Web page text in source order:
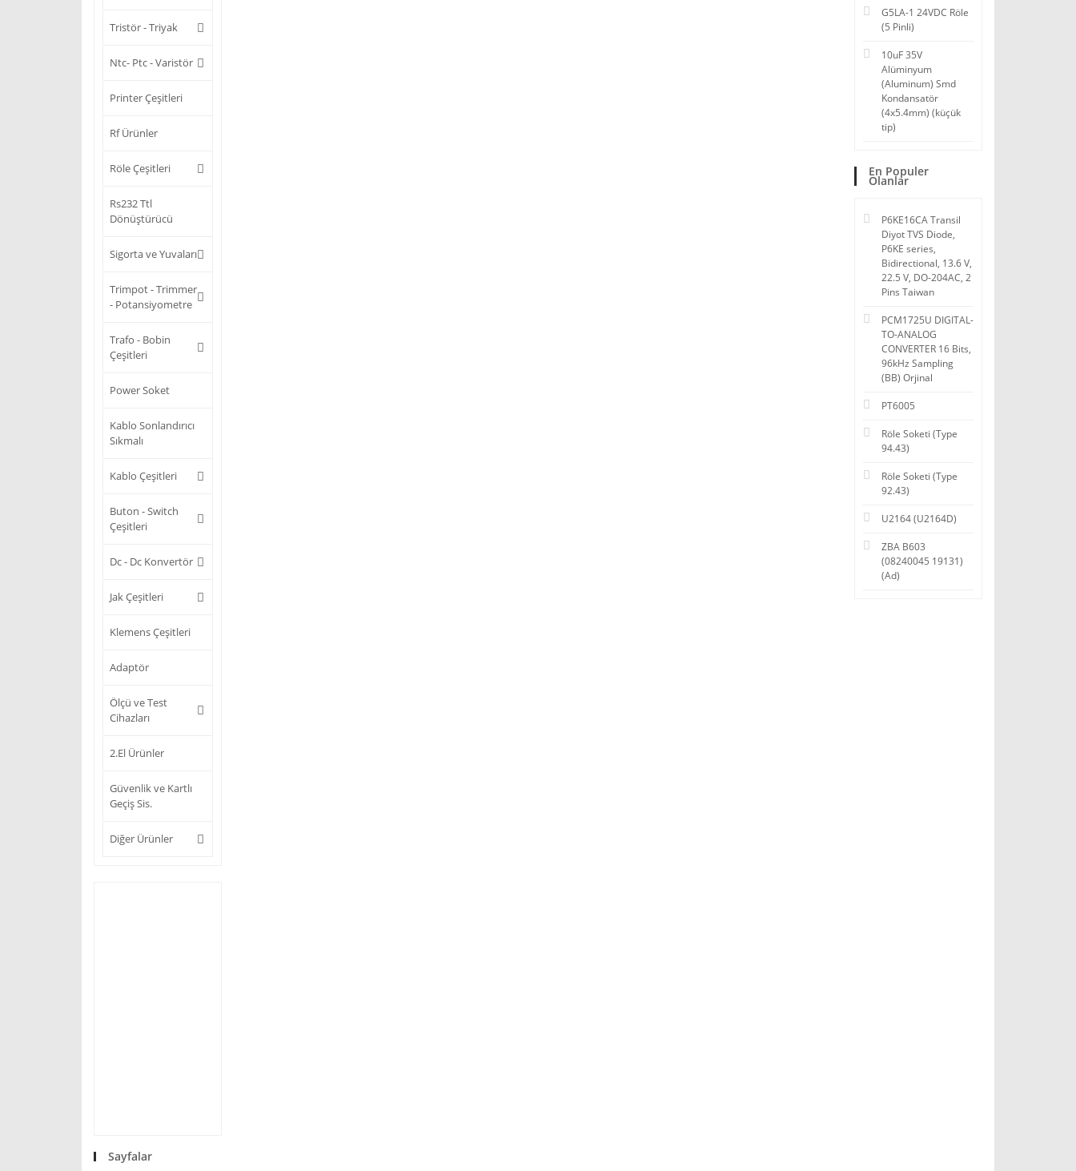
Tristör - Triyak
Ntc- Ptc - Varistör
Printer Çeşitleri
Rf Ürünler
Röle Çeşitleri
Rs232 Ttl
Dönüştürücü
Sigorta ve Yuvaları
Trimpot - Trimmer
- Potansiyometre
Trafo - Bobin
Çeşitleri
Power Soket
Kablo Sonlandırıcı
Sıkmalı
Kablo Çeşitleri
Buton - Switch
Çeşitleri
Dc - Dc Konvertör
Jak Çeşitleri
Klemens Çeşitleri
Adaptör
Ölçü ve Test
Cihazları
2.El Ürünler
Güvenlik ve Kartlı
Geçiş Sis.
Diğer Ürünler
Sayfalar
G5LA-1 24VDC Röle
(5 Pinli)
10uF 35V
Alüminyum
(Aluminum) Smd
Kondansatör
(4x5.4mm) (küçük
tip)
En Populer
Olanlar
P6KE16CA Transil
Diyot TVS Diode,
P6KE series,
Bidirectional, 13.6 V,
22.5 V, DO-204AC, 2
Pins Taiwan
PCM1725U DIGITAL-
TO-ANALOG
CONVERTER 16 Bits,
96kHz Sampling
(BB) Orjinal
PT6005
Röle Soketi (Type
94.43)
Röle Soketi (Type
92.43)
U2164 (U2164D)
ZBA B603
(08240045 19131)
(Ad)